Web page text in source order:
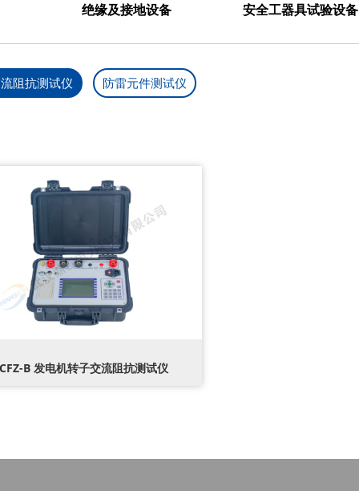
绝缘及接地设备 安全工器具试验设备
阻抗测试仪 防雷元件测试仪
B 发电机转子交流阻抗测试仪